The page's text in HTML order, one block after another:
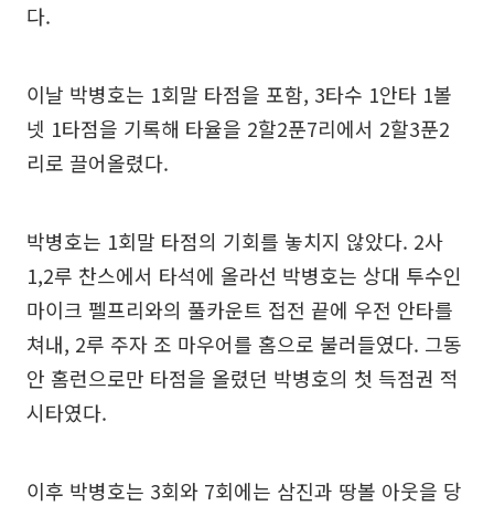
다.
이날 박병호는 1회말 타점을 포함, 3타수 1안타 1볼
넷 1타점을 기록해 타율을 2할2푼7리에서 2할3푼2
리로 끌어올렸다.
박병호는 1회말 타점의 기회를 놓치지 않았다. 2사
1,2루 찬스에서 타석에 올라선 박병호는 상대 투수인
마이크 펠프리와의 풀카운트 접전 끝에 우전 안타를
쳐내, 2루 주자 조 마우어를 홈으로 불러들였다. 그동
안 홈런으로만 타점을 올렸던 박병호의 첫 득점권 적
시타였다.
이후 박병호는 3회와 7회에는 삼진과 땅볼 아웃을 당